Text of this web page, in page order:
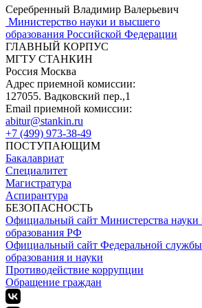
Серебренный Владимир Валерьевич
Министерство науки и высшего
образования Российской Федерации
ГЛАВНЫЙ КОРПУС
МГТУ СТАНКИН
Россия Москва
Адрес приемной комиссии:
127055. Вадковский пер.,1
Email приемной комиссии:
abitur@stankin.ru
+7 (499) 973-38-49
ПОСТУПАЮЩИМ
Бакалавриат
Специалитет
Магистратура
Аспирантура
БЕЗОПАСНОСТЬ
Официальный сайт Министерства
образования РФ
Официальный сайт Федеральной службы
образования и науки
Противодействие коррупции
Обращение граждан